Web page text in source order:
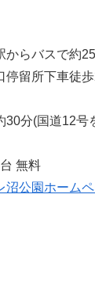
からバスで約
停留所下車徒
30分(国道12号
無料
沼公園ホーム